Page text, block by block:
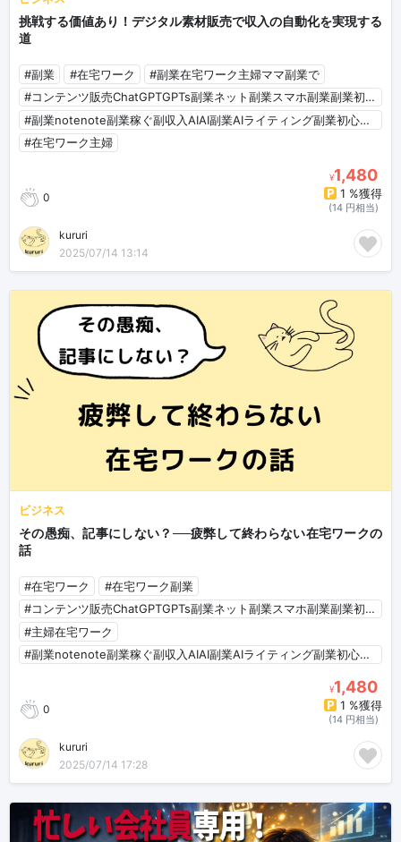
挑戦する価値あり！デジタル素材販売で収入の自動化を実現する
道
#副業 #在宅ワーク
#副業在宅ワーク主婦ママ副業で
#コンテンツ販売ChatGPTGPTs副業ネット副業スマホ副業副業初心者SNSマーケティングTwitterAI
#副業notenote副業稼ぐ副収入AIAI副業AIライティング副業初心者AI初心者
#在宅ワーク主婦
0
¥1,480
1 %獲得
(14 円相当)
kururi
2025/07/14 13:14
ビジネス
その愚痴、記事にしない？──疲弊して終わらない在宅ワークの
話
#在宅ワーク
#在宅ワーク副業
#コンテンツ販売ChatGPTGPTs副業ネット副業スマホ副業副業初心者SNSマーケティングTwitterAI
#主婦在宅ワーク
#副業notenote副業稼ぐ副収入AIAI副業AIライティング副業初心者AI初心者
0
¥1,480
1 %獲得
(14 円相当)
kururi
2025/07/14 17:28